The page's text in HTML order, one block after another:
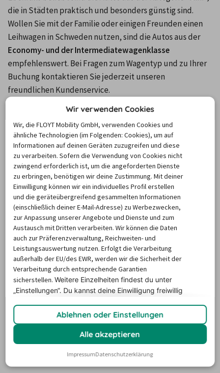
die in Städten praktisch und besonders günstig sind.
Wollen Sie mit der Familie oder einigen Freunden einen
Leihwagen in Schweden nutzen, sind die Autos aus der
Economy- und der Intermediatewagenklasse
empfehlenswert. Bei Fragen zum Wagentyp und zu Ihrer
Buchung kontaktieren Sie jederzeit unseren
freundlichen Kundenservice.
Kleinwagen Mittelklasse
Kompaktklasse
Mit dem Wagen der Autovermietung
Schweden erkunden
Von Deutschland aus erreichen Sie Schweden mit dem
Flugzeug in ca. 2 Stunden. Ein Auto mieten in Schweden
können Sie z. B. in der Hauptstadt Stockholm. Besuchen
Sie die offizielle Residenz des schwedischen Königs auf
der Insel Gamla Stan. Auch zahlreiche weitere
Sehenswürdigkeiten erreichen Sie schnell und
zuverlässig mit Hilfe einer Autovermietung in Schweden.
Wir verwenden Cookies
Wir, die FLOYT Mobility GmbH, verwenden Cookies und
ähnliche Technologien (im Folgenden: Cookies), um auf
Informationen auf deinen Geräten zuzugreifen und diese
zu verarbeiten. Sofern die Verwendung von Cookies nicht
zwingend erforderlich ist, um die angeforderten Dienste
zu erbringen, benötigen wir deine Zustimmung. Mit deiner
Einwilligung können wir ein individuelles Profil erstellen
und die geräteübergreifend gesammelten Informationen
(einschließlich deiner E-Mail-Adresse) zu Werbezwecken,
zur Anpassung unserer Angebote und Dienste und zum
Austausch mit Dritten verarbeiten. Wir können die Daten
auch zur Präferenzverwaltung, Reichweiten- und
Leistungsauswertung nutzen. Erfolgt die Verarbeitung
außerhalb der EU/des EWR, werden wir die Sicherheit der
Verarbeitung durch entsprechende Garantien
sicherstellen.Weitere Einzelheiten findest du unter
„Einstellungen“. Du kannst deine Einwilligung freiwillig
Ablehnen oder Einstellungen
Alle akzeptieren
ImpressumDatenschutzerklärung